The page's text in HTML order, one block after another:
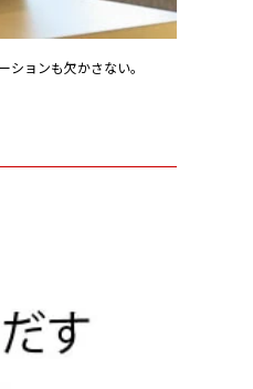
ョンも欠かさない。